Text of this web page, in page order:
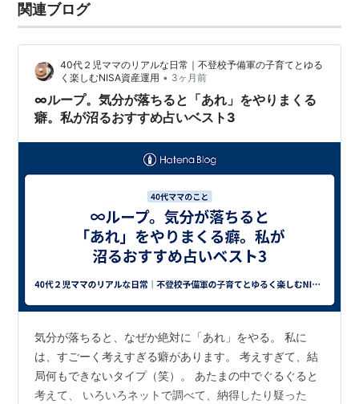
関連ブログ
40代２児ママのリアルな日常｜不登校予備軍の子育てとゆる
く楽しむNISA資産運用 • 3ヶ月前
∞ループ。気分が落ちると「あれ」をやりまくる
癖。私が沼るおすすめ占いベスト3
気分が落ちると、なぜか絶対に「あれ」をやる。 私に
は、すごーく考えすぎる癖があります。 考えすぎて、結
局何もできないタイプ（笑）。 あたまの中でぐるぐると
考えて、 いろいろネットで調べて、納得したり疑った